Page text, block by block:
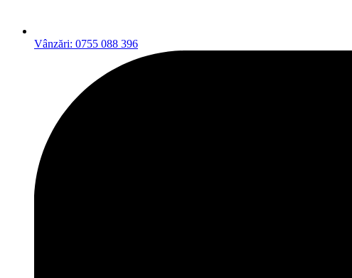
Vânzări: 0755 088 396